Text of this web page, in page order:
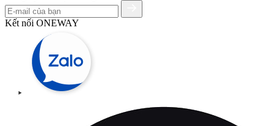
Kết nối ONEWAY